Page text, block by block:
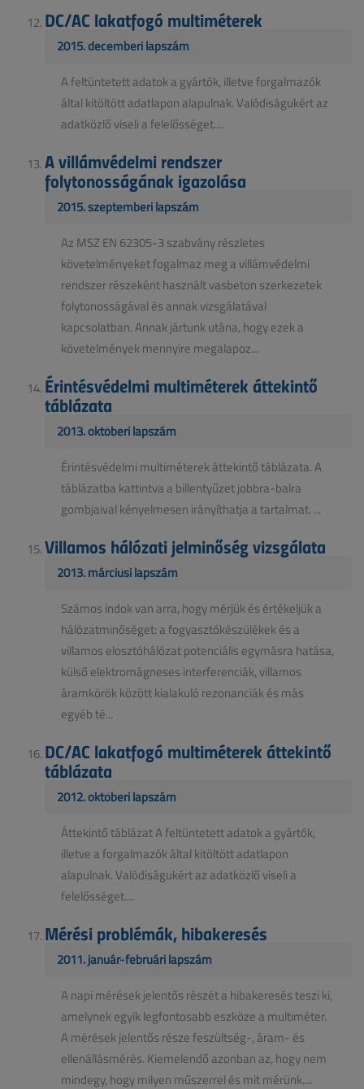
DC/AC lakatfogó multiméterek
2015. decemberi lapszám
A feltüntetett adatok a gyártók, illetve forgalmazók
által kitöltött adatlapon alapulnak. Valódiságukért az
adatközlő viseli a felelősséget....
A villámvédelmi rendszer
folytonosságának igazolása
2015. szeptemberi lapszám
Az MSZ EN 62305-3 szabvány részletes
követelményeket fogalmaz meg a villámvédelmi
rendszer részeként használt vasbeton szerkezetek
folytonosságával és annak vizsgálatával
kapcsolatban. Annak jártunk utána, hogy ezek a
követelmények mennyire megalapoz...
Érintésvédelmi multiméterek áttekintő
táblázata
2013. októberi lapszám
Érintésvédelmi multiméterek áttekintő táblázata. A
táblázatba kattintva a billentyűzet jobbra-balra
gombjaival kényelmesen irányíthatja a tartalmat. ...
Villamos hálózati jelminőség vizsgálata
2013. márciusi lapszám
Számos indok van arra, hogy mérjük és értékeljük a
hálózatminőséget: a fogyasztókészülékek és a
villamos elosztóhálózat potenciális egymásra hatása,
külső elektromágneses interferenciák, villamos
áramkörök között kialakuló rezonanciák és más
egyéb té...
DC/AC lakatfogó multiméterek áttekintő
táblázata
2012. októberi lapszám
Áttekintő táblázat A feltüntetett adatok a gyártók,
illetve a forgalmazók által kitöltött adatlapon
alapulnak. Valódiságukért az adatközlő viseli a
felelősséget....
Mérési problémák, hibakeresés
2011. január-februári lapszám
A napi mérések jelentős részét a hibakeresés teszi ki,
amelynek egyik legfontosabb eszköze a multiméter.
A mérések jelentős része feszültség-, áram- és
ellenállásmérés. Kiemelendő azonban az, hogy nem
mindegy, hogy milyen műszerrel és mit mérünk....